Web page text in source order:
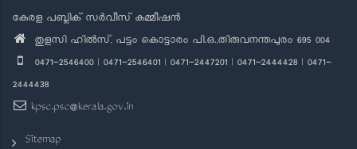
കേരള പബ്ലിക് സർവീസ് കമ്മീഷൻ
തുളസി ഹിൽസ്, പട്ടം കൊട്ടാരം പി.ഒ.,തിരുവനന്തപുരം 695 004
0471-2546400 | 0471-2546401 | 0471-2447201 | 0471-2444428 | 0471-
2444438
kpsc.psc@kerala.gov.in
Sitemap